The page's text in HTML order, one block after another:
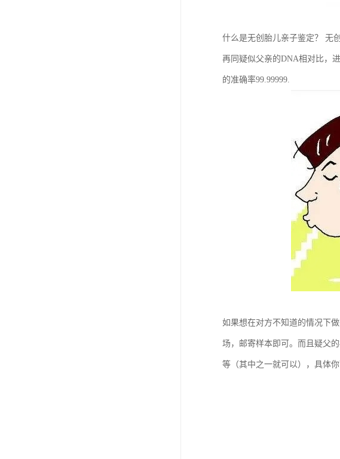
什么是无创胎儿亲子鉴定？ 无
再同疑似父亲的DNA相对比，
的准确率99.99999.
如果想在对方不知道的情况下
场，邮寄样本即可。而且疑父
等（其中之一就可以），具体你